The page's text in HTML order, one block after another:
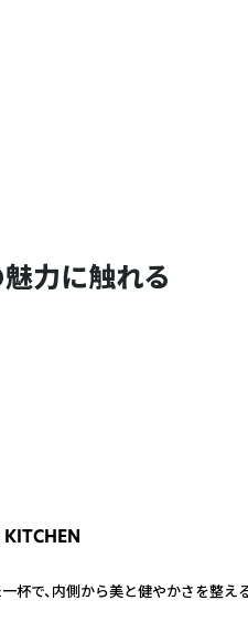
力に触れる
杯で、内側から美と健やかさを整